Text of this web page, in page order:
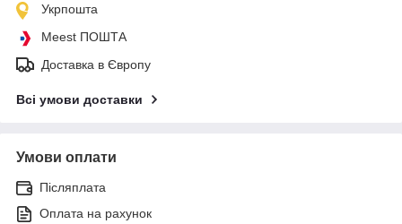
Укрпошта
Meest ПОШТА
Доставка в Європу
Всі умови доставки
Умови оплати
Післяплата
Оплата на рахунок